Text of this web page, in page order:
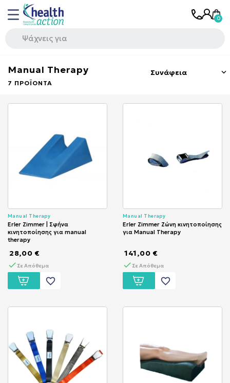
Manual Therapy
7 ΠΡΟΪΌΝΤΑ
Συνάφεια 
Manual Therapy
Erler Zimmer | Σφήνα
κινητοποίησης για manual
therapy
28,00 €
Σε Απόθεμα
favorite_border
Manual Therapy
Erler Zimmer Ζώνη κινητοποίησης
για Manual Therapy
141,00 €
Σε Απόθεμα
favorite_border